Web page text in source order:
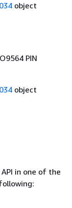
object
PIN
object
in one of the